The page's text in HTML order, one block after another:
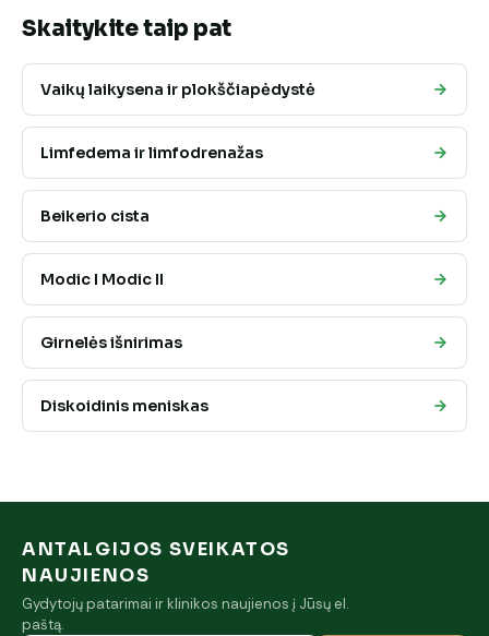
Skaitykite taip pat
Vaikų laikysena ir plokščiapėdystė
Limfedema ir limfodrenažas
Beikerio cista
Modic I Modic II
Girnelės išnirimas
Diskoidinis meniskas
ANTALGIJOS SVEIKATOS
NAUJIENOS
Gydytojų patarimai ir klinikos naujienos į Jūsų el.
paštą.